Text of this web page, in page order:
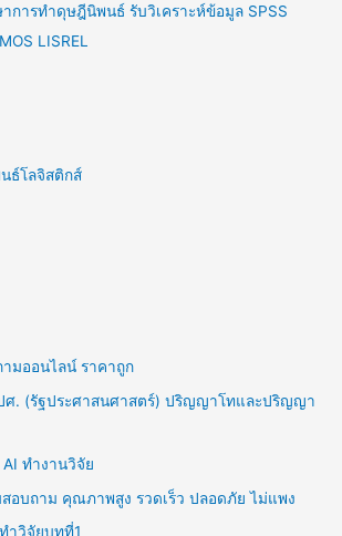
การทำดุษฎีนิพนธ์ รับวิเคราะห์ข้อมูล SPSS
LISREL
ธ์โลจิสติกส์
มออนไลน์ ราคาถูก
ศ. (รัฐประศาสนศาสตร์) ปริญญาโทและปริญญา
ทำงานวิจัย
อบถาม คุณภาพสูง รวดเร็ว ปลอดภัย ไม่แพง
ำวิจัยบทที่1